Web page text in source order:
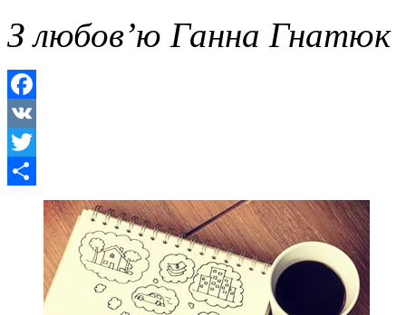
З любов’ю Ганна Гнатюк
Facebook
VK
Twitter